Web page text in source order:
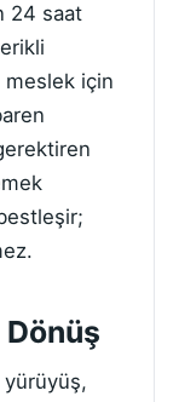
24 saat
meslek için